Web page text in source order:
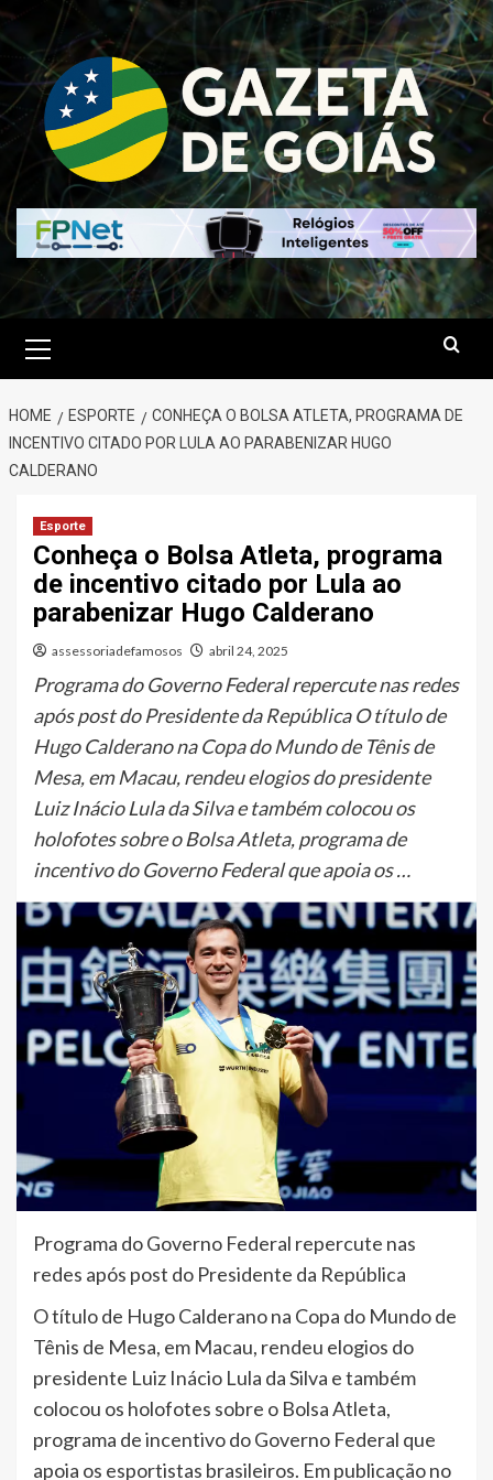
Skip
to
content
Menu
HOME ESPORTE
CONHEÇA O BOLSA ATLETA, PROGRAMA DE
INCENTIVO CITADO POR LULA AO PARABENIZAR HUGO
CALDERANO
Esporte
Conheça o Bolsa Atleta, programa
de incentivo citado por Lula ao
parabenizar Hugo Calderano
assessoriadefamosos abril 24, 2025
Programa do Governo Federal repercute nas redes
após post do Presidente da República O título de
Hugo Calderano na Copa do Mundo de Tênis de
Mesa, em Macau, rendeu elogios do presidente
Luiz Inácio Lula da Silva e também colocou os
holofotes sobre o Bolsa Atleta, programa de
incentivo do Governo Federal que apoia os …
Programa do Governo Federal repercute nas
redes após post do Presidente da República
O título de Hugo Calderano na Copa do Mundo de
Tênis de Mesa, em Macau, rendeu elogios do
presidente Luiz Inácio Lula da Silva e também
colocou os holofotes sobre o Bolsa Atleta,
programa de incentivo do Governo Federal que
apoia os esportistas brasileiros. Em publicação no